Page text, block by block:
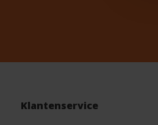
Klantenservice